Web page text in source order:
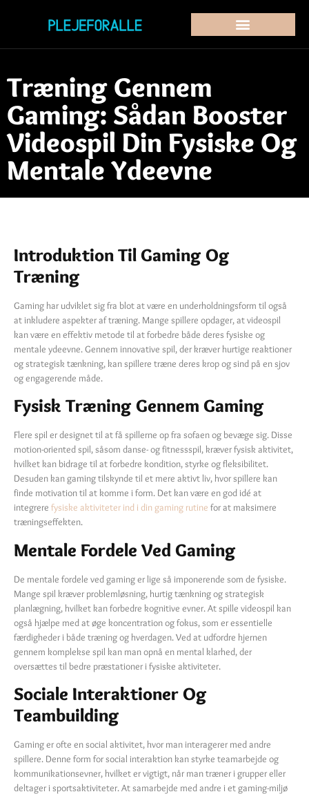
Træning Gennem
Gaming: Sådan Booster
Videospil Din Fysiske Og
Mentale Ydeevne
Introduktion Til Gaming Og
Træning
Gaming har udviklet sig fra blot at være en underholdningsform til også
at inkludere aspekter af træning. Mange spillere opdager, at videospil
kan være en effektiv metode til at forbedre både deres fysiske og
mentale ydeevne. Gennem innovative spil, der kræver hurtige reaktioner
og strategisk tænkning, kan spillere træne deres krop og sind på en sjov
og engagerende måde.
Fysisk Træning Gennem Gaming
Flere spil er designet til at få spillerne op fra sofaen og bevæge sig. Disse
motion-oriented spil, såsom danse- og fitnessspil, kræver fysisk aktivitet,
hvilket kan bidrage til at forbedre kondition, styrke og fleksibilitet.
Desuden kan gaming tilskynde til et mere aktivt liv, hvor spillere kan
finde motivation til at komme i form. Det kan være en god idé at
integrere fysiske aktiviteter ind i din gaming rutine for at maksimere
træningseffekten.
Mentale Fordele Ved Gaming
De mentale fordele ved gaming er lige så imponerende som de fysiske.
Mange spil kræver problemløsning, hurtig tænkning og strategisk
planlægning, hvilket kan forbedre kognitive evner. At spille videospil kan
også hjælpe med at øge koncentration og fokus, som er essentielle
færdigheder i både træning og hverdagen. Ved at udfordre hjernen
gennem komplekse spil kan man opnå en mental klarhed, der
oversættes til bedre præstationer i fysiske aktiviteter.
Sociale Interaktioner Og
Teambuilding
Gaming er ofte en social aktivitet, hvor man interagerer med andre
spillere. Denne form for social interaktion kan styrke teamarbejde og
kommunikationsevner, hvilket er vigtigt, når man træner i grupper eller
deltager i sportsaktiviteter. At samarbejde med andre i et gaming-miljø